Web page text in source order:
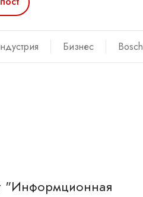
Бизнес Bosch
"Информционная